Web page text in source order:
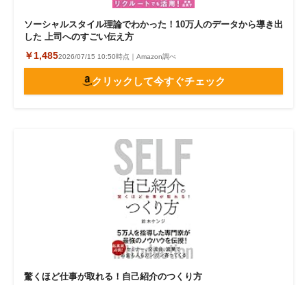
ソーシャルスタイル理論でわかった！10万人のデータから導き出
した 上司へのすごい伝え方
￥1,4852026/07/15 10:50時点｜Amazon調べ
クリックして今すぐチェック
驚くほど仕事が取れる！自己紹介のつくり方